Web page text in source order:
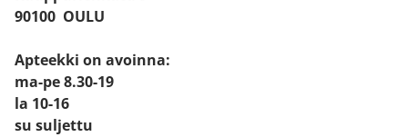
90100 OULU
Apteekki on avoinna:
ma-pe 8.30-19
la 10-16
su suljettu